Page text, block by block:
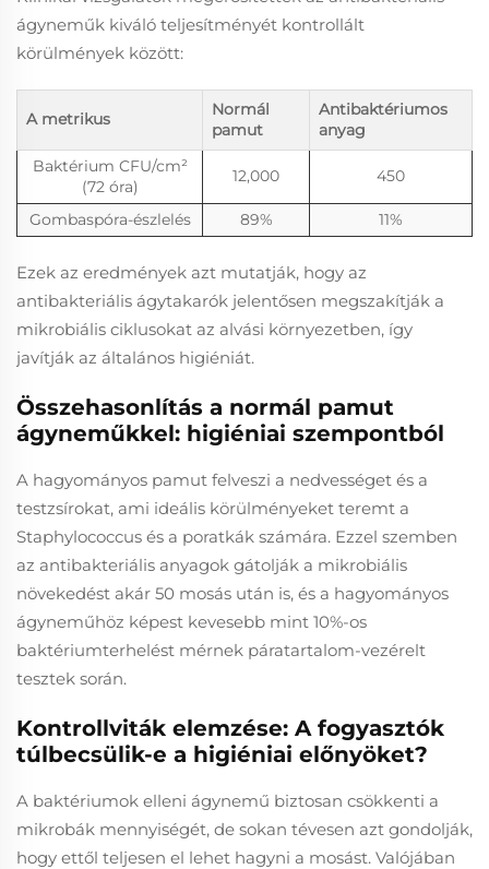
ágyneműk kiváló teljesítményét kontrollált
körülmények között:
A metrikus
Normál
pamut
Antibaktériumos
anyag
Baktérium CFU/cm²
(72 óra)
12,000 450
Gombaspóra-észlelés 89% 11%
Ezek az eredmények azt mutatják, hogy az
antibakteriális ágytakarók jelentősen megszakítják a
mikrobiális ciklusokat az alvási környezetben, így
javítják az általános higiéniát.
Összehasonlítás a normál pamut
ágyneműkkel: higiéniai szempontból
A hagyományos pamut felveszi a nedvességet és a
testzsírokat, ami ideális körülményeket teremt a
Staphylococcus és a poratkák számára. Ezzel szemben
az antibakteriális anyagok gátolják a mikrobiális
növekedést akár 50 mosás után is, és a hagyományos
ágyneműhöz képest kevesebb mint 10%-os
baktériumterhelést mérnek páratartalom-vezérelt
tesztek során.
Kontrollviták elemzése: A fogyasztók
túlbecsülik-e a higiéniai előnyöket?
A baktériumok elleni ágynemű biztosan csökkenti a
mikrobák mennyiségét, de sokan tévesen azt gondolják,
hogy ettől teljesen el lehet hagyni a mosást. Valójában